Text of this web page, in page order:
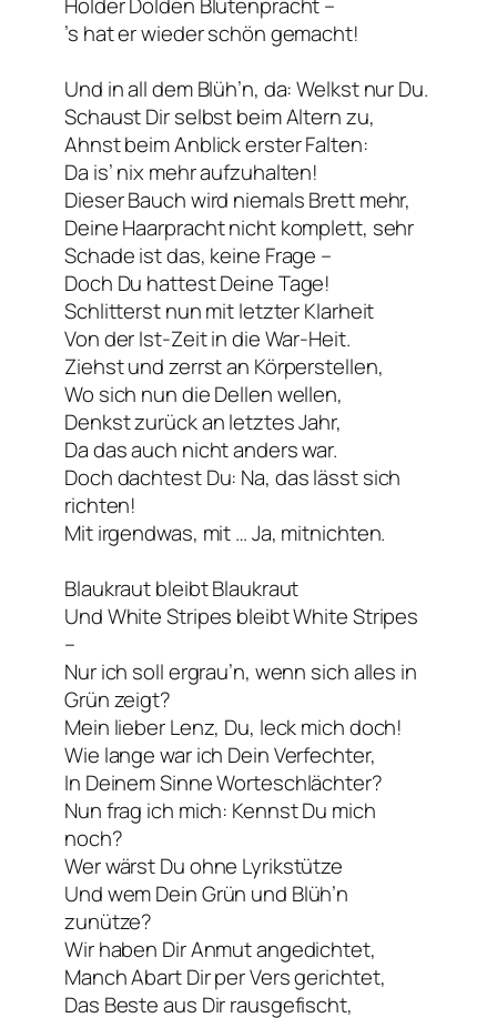
Holder Dolden Blütenpracht –
’s hat er wieder schön gemacht!
Und in all dem Blüh’n, da: Welkst nur Du.
Schaust Dir selbst beim Altern zu,
Ahnst beim Anblick erster Falten:
Da is’ nix mehr aufzuhalten!
Dieser Bauch wird niemals Brett mehr,
Deine Haarpracht nicht komplett, sehr
Schade ist das, keine Frage –
Doch Du hattest Deine Tage!
Schlitterst nun mit letzter Klarheit
Von der Ist-Zeit in die War-Heit.
Ziehst und zerrst an Körperstellen,
Wo sich nun die Dellen wellen,
Denkst zurück an letztes Jahr,
Da das auch nicht anders war.
Doch dachtest Du: Na, das lässt sich
richten!
Mit irgendwas, mit … Ja, mitnichten.
Blaukraut bleibt Blaukraut
Und White Stripes bleibt White Stripes
–
Nur ich soll ergrau’n, wenn sich alles in
Grün zeigt?
Mein lieber Lenz, Du, leck mich doch!
Wie lange war ich Dein Verfechter,
In Deinem Sinne Worteschlächter?
Nun frag ich mich: Kennst Du mich
noch?
Wer wärst Du ohne Lyrikstütze
Und wem Dein Grün und Blüh’n
zunütze?
Wir haben Dir Anmut angedichtet,
Manch Abart Dir per Vers gerichtet,
Das Beste aus Dir rausgefischt,